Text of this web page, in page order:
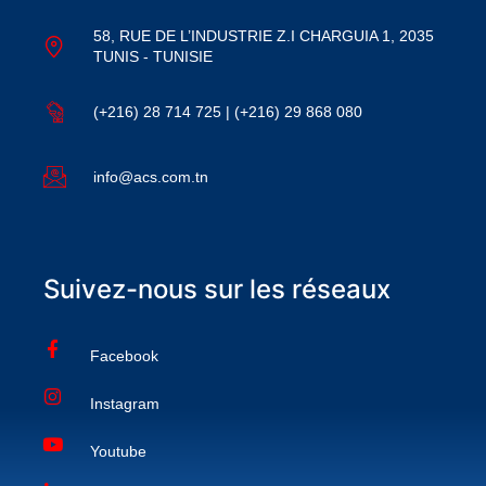
58, RUE DE L’INDUSTRIE Z.I CHARGUIA 1, 2035
TUNIS - TUNISIE
(+216) 28 714 725 | (+216) 29 868 080
info@acs.com.tn
Suivez-nous sur les réseaux
Facebook
Instagram
Youtube